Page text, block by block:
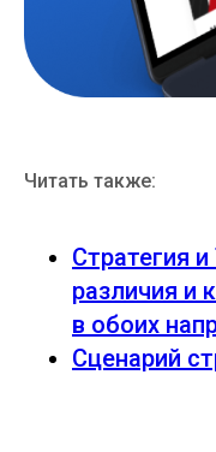
Читать также:
Стратегия
различия и
в обоих
Сценарий